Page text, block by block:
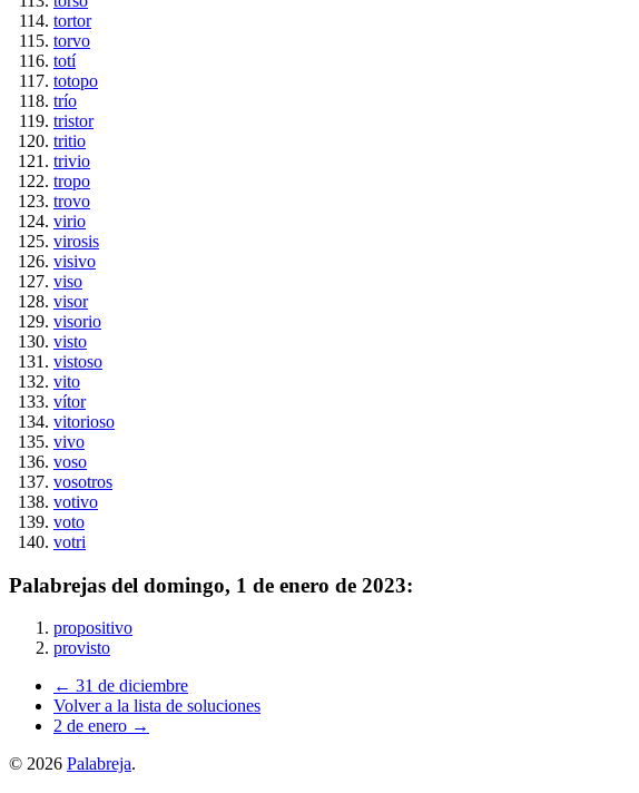
tortor
torvo
totí
totopo
trío
tristor
tritio
trivio
tropo
trovo
virio
virosis
visivo
viso
visor
visorio
visto
vistoso
vito
vítor
vitorioso
vivo
voso
vosotros
votivo
voto
votri
Palabrejas del domingo, 1 de enero de 2023:
propositivo
provisto
← 31 de diciembre
Volver a la lista de soluciones
2 de enero →
© 2026 Palabreja.